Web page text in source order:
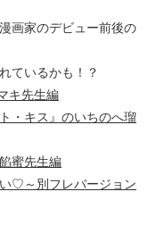
画家のデビュー前後の
ているかも！？
キ先生編
・キス』のいちのへ瑠
蜜先生編
♡～別フレバージョン